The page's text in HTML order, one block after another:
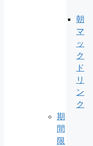
朝
マ
ッ
ク
ド
リ
ン
ク
期
間
限